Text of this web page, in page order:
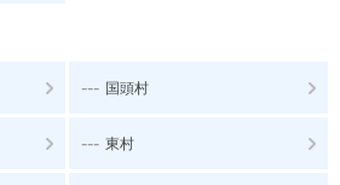
--- 国頭村
--- 東村